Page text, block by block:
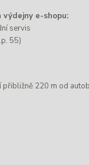
výdejny e-shopu:
servis
55)
přibližně 220 m od